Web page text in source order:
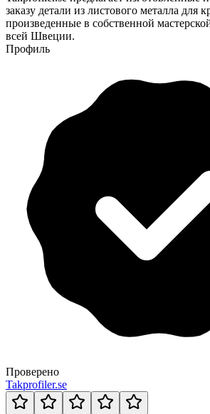
заказу детали из листового металла для
произведенные в собственной
всей Швеции.
Профиль
Проверено
Takprofiler.se